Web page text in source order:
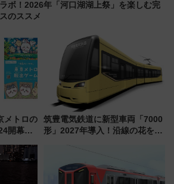
ボ！2026年「河口湖湖上祭」を楽しむ完
のススメ
メトロの
開幕！
売開
筑豊電気鉄道に新型車両「7000
形」2027年導入！沿線の花をイ